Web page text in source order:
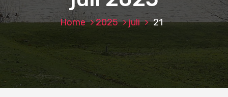
Home 2025 juli 21